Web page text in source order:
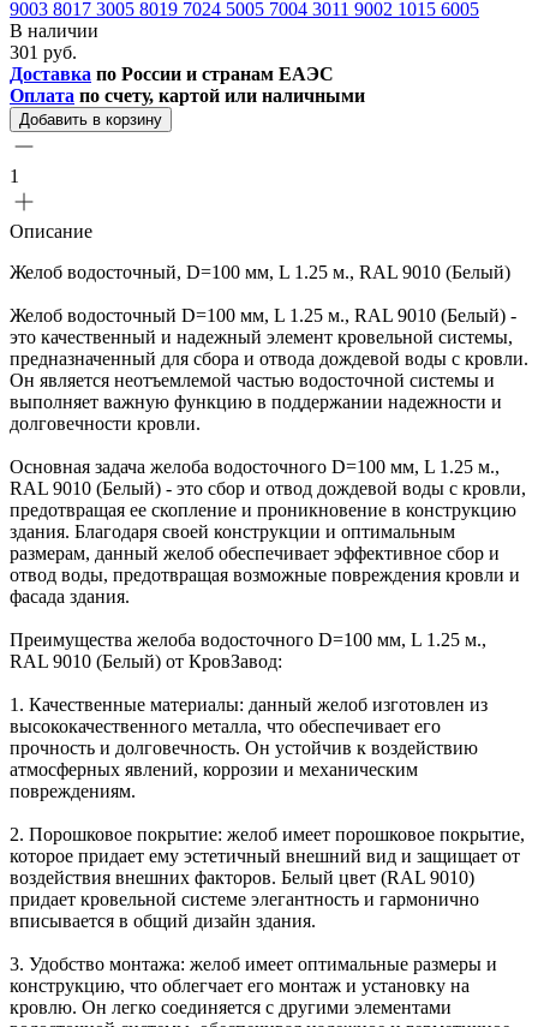
9003 8017 3005 8019 7024 5005 7004 3011 9002 1015 6005
В наличии
301 руб.
Доставка по России и странам ЕАЭС
Оплата по счету, картой или наличными
Добавить в корзину
1
Описание
Желоб водосточный, D=100 мм, L 1.25 м., RAL 9010 (Белый)
Желоб водосточный D=100 мм, L 1.25 м., RAL 9010 (Белый) -
это качественный и надежный элемент кровельной системы,
предназначенный для сбора и отвода дождевой воды с кровли.
Он является неотъемлемой частью водосточной системы и
выполняет важную функцию в поддержании надежности и
долговечности кровли.
Основная задача желоба водосточного D=100 мм, L 1.25 м.,
RAL 9010 (Белый) - это сбор и отвод дождевой воды с кровли,
предотвращая ее скопление и проникновение в конструкцию
здания. Благодаря своей конструкции и оптимальным
размерам, данный желоб обеспечивает эффективное сбор и
отвод воды, предотвращая возможные повреждения кровли и
фасада здания.
Преимущества желоба водосточного D=100 мм, L 1.25 м.,
RAL 9010 (Белый) от КровЗавод:
1. Качественные материалы: данный желоб изготовлен из
высококачественного металла, что обеспечивает его
прочность и долговечность. Он устойчив к воздействию
атмосферных явлений, коррозии и механическим
повреждениям.
2. Порошковое покрытие: желоб имеет порошковое покрытие,
которое придает ему эстетичный внешний вид и защищает от
воздействия внешних факторов. Белый цвет (RAL 9010)
придает кровельной системе элегантность и гармонично
вписывается в общий дизайн здания.
3. Удобство монтажа: желоб имеет оптимальные размеры и
конструкцию, что облегчает его монтаж и установку на
кровлю. Он легко соединяется с другими элементами